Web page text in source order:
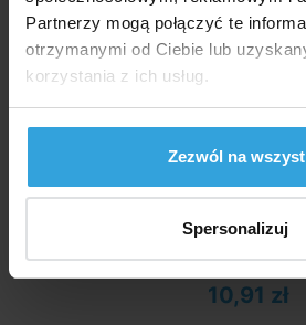
Partnerzy mogą połączyć te
otrzymanymi od Ciebie lub
korzystania z ich usług.
Zezwól na
Spersonalizuj
W Magazynie >
10,91 zł